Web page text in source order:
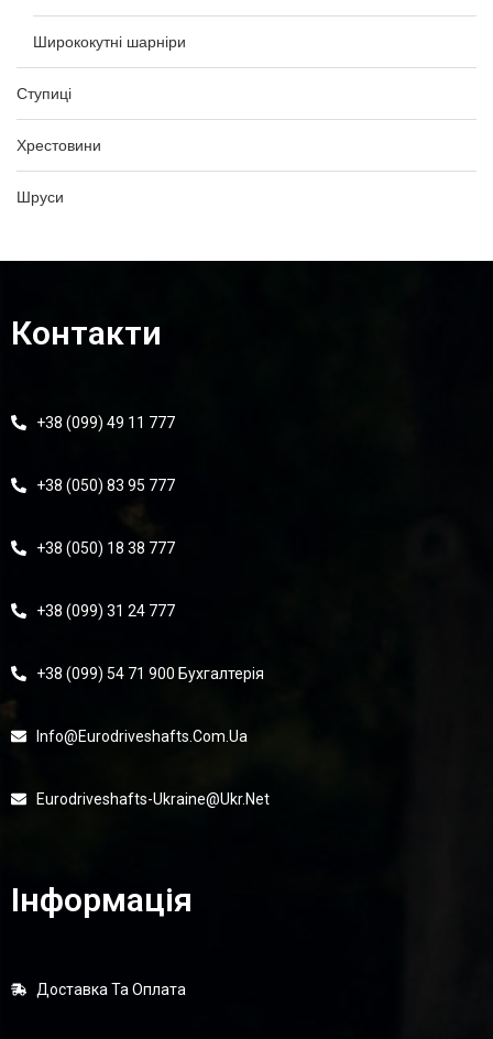
Ширококутні шарніри
Ступиці
Хрестовини
Шруси
Контакти
+38 (099) 49 11 777
+38 (050) 83 95 777
+38 (050) 18 38 777
+38 (099) 31 24 777
+38 (099) 54 71 900 Бухгалтерія
Info@eurodriveshafts.com.ua
Eurodriveshafts-Ukraine@ukr.net
Інформація
Доставка Та Оплата